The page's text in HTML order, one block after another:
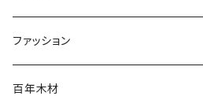
お手入れ
ファッション
百年木材